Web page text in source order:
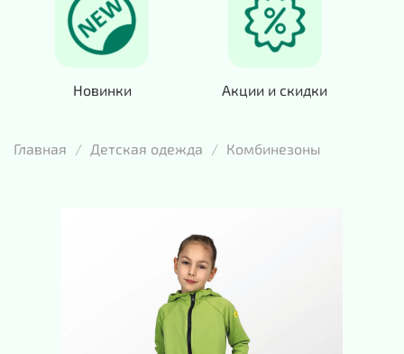
Новинки Акции и скидки
Главная Детская одежда Комбинезоны